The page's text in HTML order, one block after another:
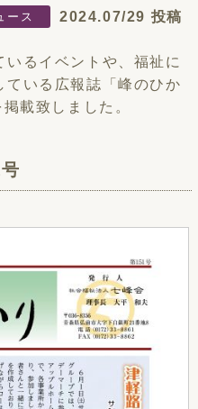
ース 2024.07/29 投稿
るイベントや、福祉に
ている広報誌「峰のひか
載致しました。